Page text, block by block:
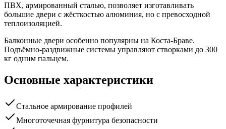
ПВХ, армированный сталью, позволяет изготавливать
большие двери с жёсткостью алюминия, но с превосходной
теплоизоляцией.
Балконные двери особенно популярны на Коста-Браве.
Подъёмно-раздвижные системы управляют створками до 300
кг одним пальцем.
Основные характеристики
Стальное армирование профилей
Многоточечная фурнитура безопасности